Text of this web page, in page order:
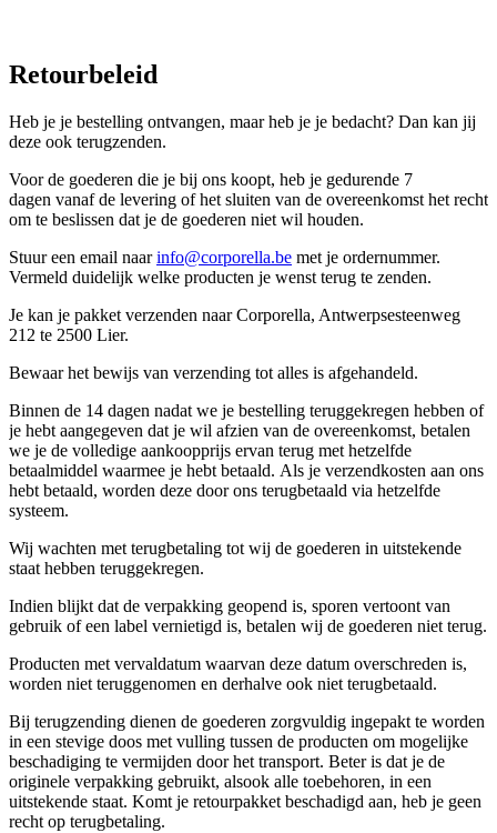
Retourbeleid
Heb je je bestelling ontvangen, maar heb je je bedacht? Dan kan jij
deze ook terugzenden.
Voor de goederen die je bij ons koopt, heb je gedurende 7
dagen vanaf de levering of het sluiten van de overeenkomst het recht
om te beslissen dat je de goederen niet wil houden.
Stuur een email naarinfo@corporella.be met je ordernummer.
Vermeld duidelijk welke producten je wenst terug te zenden.
Je kan je pakket verzenden naar Corporella, Antwerpsesteenweg
212 te 2500 Lier.
Bewaar het bewijs van verzending tot alles is afgehandeld.
Binnen de 14 dagen nadat we je bestelling teruggekregen hebben of
je hebt aangegeven dat je wil afzien van de overeenkomst, betalen
we je de volledige aankoopprijs ervan terug met hetzelfde
betaalmiddel waarmee je hebt betaald. Als je verzendkosten aan ons
hebt betaald, worden deze door ons terugbetaald via hetzelfde
systeem.
Wij wachten met terugbetaling tot wij de goederen in uitstekende
staat hebben teruggekregen.
Indien blijkt dat de verpakking geopend is, sporen vertoont van
gebruik of een label vernietigd is, betalen wij de goederen niet terug.
Producten met vervaldatum waarvan deze datum overschreden is,
worden niet teruggenomen en derhalve ook niet terugbetaald.
Bij terugzending dienen de goederen zorgvuldig ingepakt te worden
in een stevige doos met vulling tussen de producten om mogelijke
beschadiging te vermijden door het transport. Beter is dat je de
originele verpakking gebruikt, alsook alle toebehoren, in een
uitstekende staat. Komt je retourpakket beschadigd aan, heb je geen
recht op terugbetaling.